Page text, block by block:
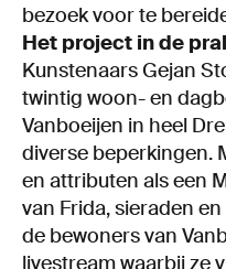
bezoek voor te
Het project in de
Kunstenaars Gejan
twintig woon- en
Vanboeijen in heel
diverse beperkingen.
en attributen als een
van Frida, sieraden
de bewoners van
livestream waarbij ze